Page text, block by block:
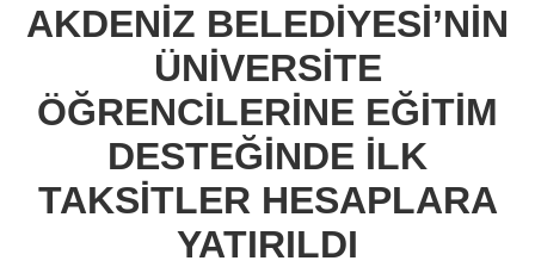
AKDENİZ BELEDİYESİ’NİN
ÜNİVERSİTE
ÖĞRENCİLERİNE EĞİTİM
DESTEĞİNDE İLK
TAKSİTLER HESAPLARA
YATIRILDI